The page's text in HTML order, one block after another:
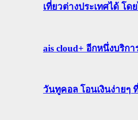
เที่ยวต่างประเทศได้ โด
ais cloud+ อีกหนึ่งบริก
วันทูคอล โอนเงินง่ายๆ